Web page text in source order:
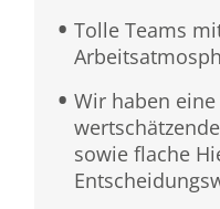
Tolle Teams
Wir haben
sowie flache